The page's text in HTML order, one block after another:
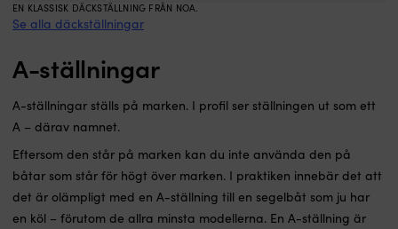
EN KLASSISK DÄCKSTÄLLNING FRÅN NOA.
Se alla däckställningar
A-ställningar
A-ställningar ställs på marken. I profil ser ställningen ut som ett
A – därav namnet.
Eftersom den står på marken kan du inte använda den på
båtar som står för högt över marken. I praktiken innebär det att
det är olämpligt med en A-ställning till en segelbåt som ju har
en köl – förutom de allra minsta modellerna. En A-ställning är